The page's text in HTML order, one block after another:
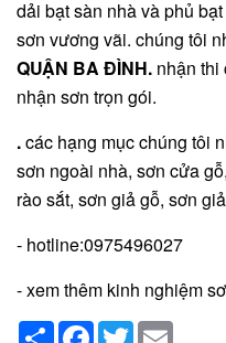
dải bạt sàn nhà và phủ
sơn vương vãi. chúng tôi
QUẬN BA ĐÌNH. nhận thi
nhận sơn trọn gói.
.các hạng mục chúng tôi
sơn ngoài nhà, sơn cửa
rào sắt, sơn giả gỗ, sơn
- hotline:0975496027
- xem thêm kinh nghiệm
ShareFacebook
Twitter